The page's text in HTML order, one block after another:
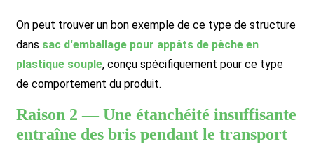
On peut trouver un bon exemple de ce type de structure
dans sac d'emballage pour appâts de pêche en
plastique souple, conçu spécifiquement pour ce type
de comportement du produit.
Raison 2 — Une étanchéité insuffisante
entraîne des bris pendant le transport